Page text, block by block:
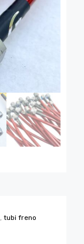
tubi freno